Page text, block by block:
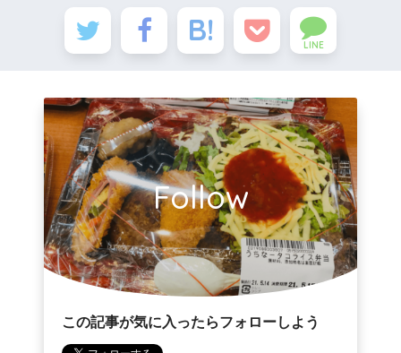
LINE
Follow
この記事が気に入ったらフォローしよう